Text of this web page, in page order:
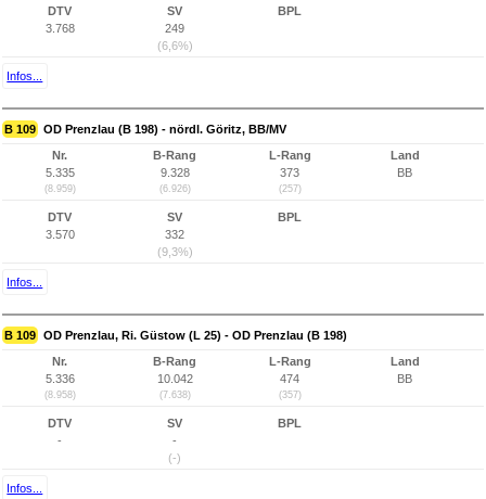
DTV
3.768
SV
249
(6,6%)
BPL
Infos...
B 109 OD Prenzlau (B 198) - nördl. Göritz, BB/MV
Nr.
5.335
(8.959)
B-Rang
9.328
(6.926)
L-Rang
373
(257)
Land
BB
DTV
3.570
SV
332
(9,3%)
BPL
Infos...
B 109 OD Prenzlau, Ri. Güstow (L 25) - OD Prenzlau (B 198)
Nr.
5.336
(8.958)
B-Rang
10.042
(7.638)
L-Rang
474
(357)
Land
BB
DTV
-
SV
-
(-)
BPL
Infos...